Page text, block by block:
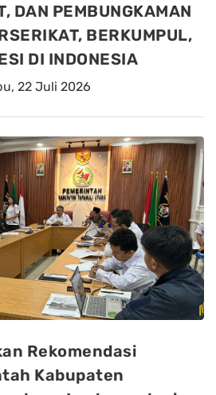
DAN PEMBUNGKAMAN
BERKUMPUL,
DI INDONESIA
22 Juli 2026
Rekomendasi
Kabupaten